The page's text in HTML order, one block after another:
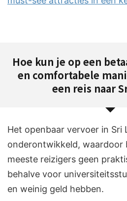
Hoe kun je op een
en comfortabele
een reis naar
Het openbaar vervoer in Sri
onderontwikkeld, waardoor
meeste reizigers geen
behalve voor
en weinig geld hebben.